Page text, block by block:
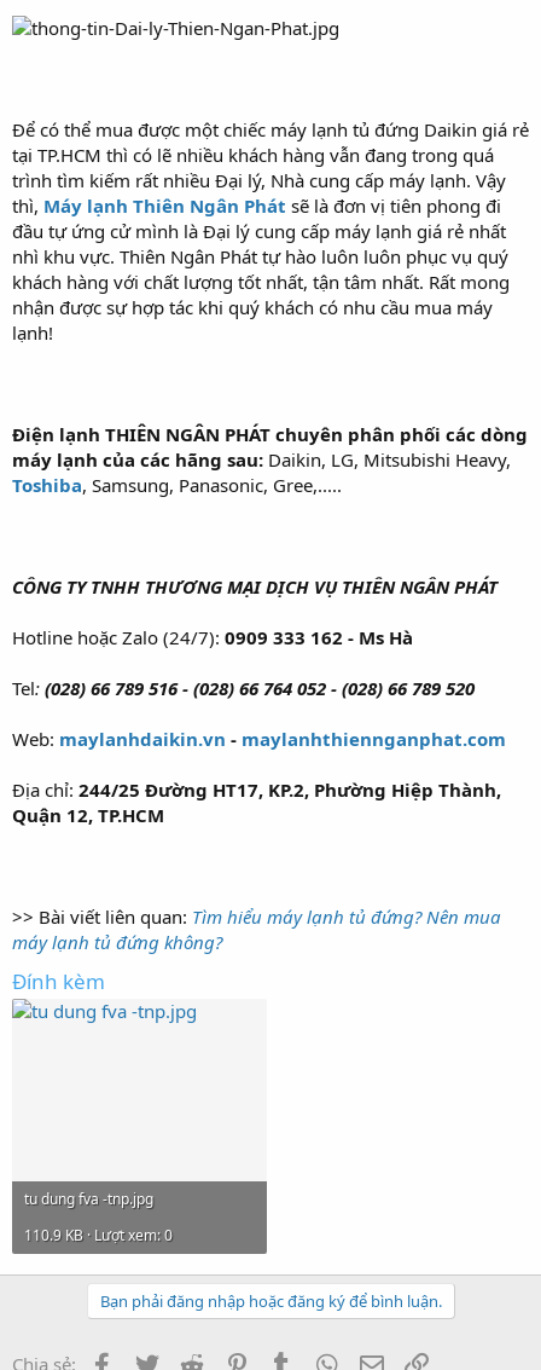
Để có thể mua được một chiếc máy lạnh tủ đứng Daikin giá rẻ
tại TP.HCM thì có lẽ nhiều khách hàng vẫn đang trong quá
trình tìm kiếm rất nhiều Đại lý, Nhà cung cấp máy lạnh. Vậy
thì, Máy lạnh Thiên Ngân Phát sẽ là đơn vị tiên phong đi
đầu tự ứng cử mình là Đại lý cung cấp máy lạnh giá rẻ nhất
nhì khu vực. Thiên Ngân Phát tự hào luôn luôn phục vụ quý
khách hàng với chất lượng tốt nhất, tận tâm nhất. Rất mong
nhận được sự hợp tác khi quý khách có nhu cầu mua máy
lạnh!
Điện lạnh THIÊN NGÂN PHÁT chuyên phân phối các dòng
máy lạnh của các hãng sau: Daikin, LG, Mitsubishi Heavy,
Toshiba, Samsung, Panasonic, Gree,.....
CÔNG TY TNHH THƯƠNG MẠI DỊCH VỤ THIÊN NGÂN PHÁT
Hotline hoặc Zalo (24/7): 0909 333 162 - Ms Hà
Tel: (028) 66 789 516 - (028) 66 764 052 - (028) 66 789 520
Web: maylanhdaikin.vn - maylanhthiennganphat.com
Địa chỉ: 244/25 Đường HT17, KP.2, Phường Hiệp Thành,
Quận 12, TP.HCM
>> Bài viết liên quan: Tìm hiểu máy lạnh tủ đứng? Nên mua
máy lạnh tủ đứng không?
Đính kèm
tu dung fva -tnp.jpg
110.9 KB · Lượt xem: 0
Bạn phải đăng nhập hoặc đăng ký để bình luận.
Chia sẻ: Facebook
Twitter Reddit PinterestTumblr WhatsApp
Email